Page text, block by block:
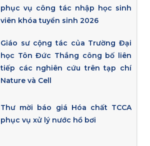
phục vụ công tác nhập học sinh
viên khóa tuyển sinh 2026
Giáo sư cộng tác của Trường Đại
học Tôn Đức Thắng công bố liên
tiếp các nghiên cứu trên tạp chí
Nature và Cell
Thư mời báo giá Hóa chất TCCA
phục vụ xử lý nước hồ bơi